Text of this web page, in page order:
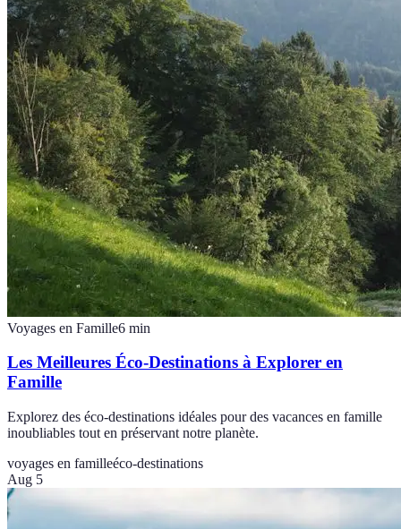
Voyages en Famille6 min
Les Meilleures Éco-Destinations à Explorer en
Famille
Explorez des éco-destinations idéales pour des vacances en famille
inoubliables tout en préservant notre planète.
voyages en familleéco-destinations
Aug 5